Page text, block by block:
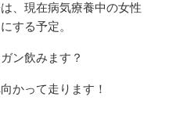
、現在病気療養中の女性
する予定。
ン飲みます？
かって走ります！